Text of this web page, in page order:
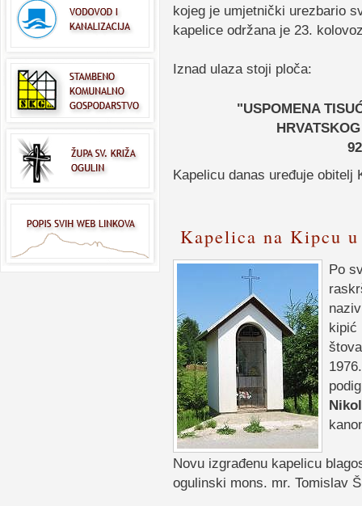
kojeg je umjetnički urezbario
kapelice održana je 23.
Iznad ulaza stoji ploča:
"USPOMENA
Kapelicu danas uređuje obitelj
Kapelica na Kipcu
Po
kipić
Novu izgrađenu kapelicu
ogulinski mons. mr. Tomislav